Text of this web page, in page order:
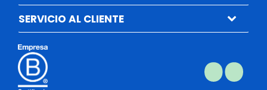
SERVICIO AL CLIENTE